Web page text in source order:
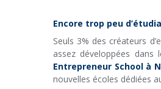
Encore trop peu
Seuls 3% des créateurs
assez développées
Entrepreneur School à
nouvelles écoles dédiées